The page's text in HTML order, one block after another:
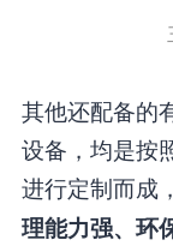
其他还配备的
设备，均是按
进行定制而成
理能力强、环